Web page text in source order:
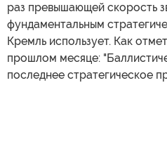
раз превышающей скорость
фундаментальным
Кремль использует. Как
прошлом месяце:
последнее стратегическое